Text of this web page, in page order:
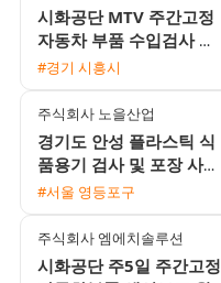
시화공단 MTV 주간고정
자동차 부품 수입검사 여
성 사원 모집 주급 가능
#경기 시흥시
주식회사 노을산업
경기도 안성 플라스틱 식
품용기 검사 및 포장 사원
모집 초보자 환영 1인실
#서울 영등포구
주식회사 엠에치솔루션
시화공단 주5일 주간고정